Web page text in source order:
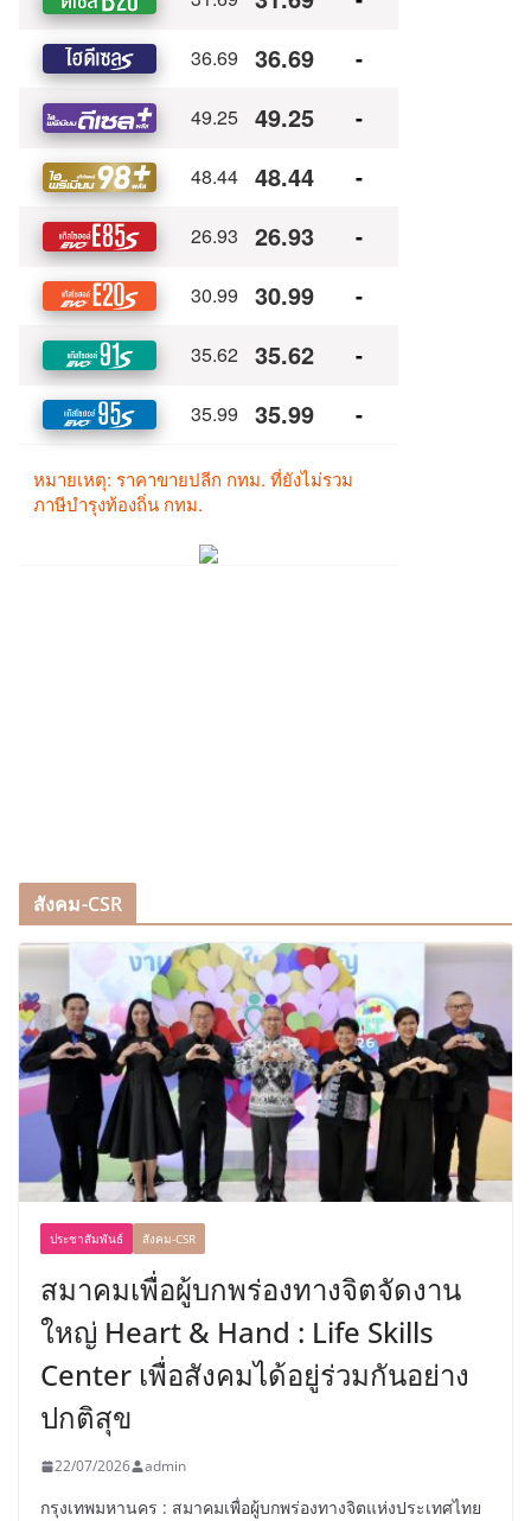
สังคม-CSR
ประชาสัมพันธ์ สังคม-CSR
สมาคมเพื่อผู้บกพร่องทางจิตจัดงาน
ใหญ่ Heart & Hand : Life Skills
Center เพื่อสังคมได้อยู่ร่วมกันอย่าง
ปกติสุข
22/07/2026 admin
กรุงเทพมหานคร : สมาคมเพื่อผู้บกพร่องทางจิตแห่งประเทศไทย